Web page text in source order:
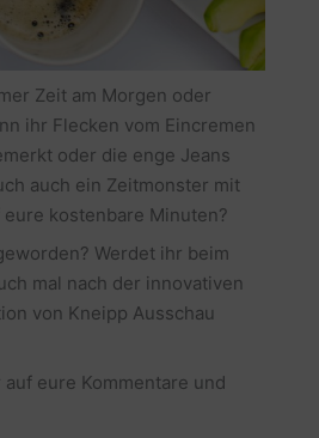
Zeit am Morgen oder
ihr Flecken vom Eincremen
oder die enge Jeans
auch ein Zeitmonster mit
kostenbare Minuten?
Werdet ihr beim
mal nach der innovativen
von Kneipp Ausschau
eure Kommentare und